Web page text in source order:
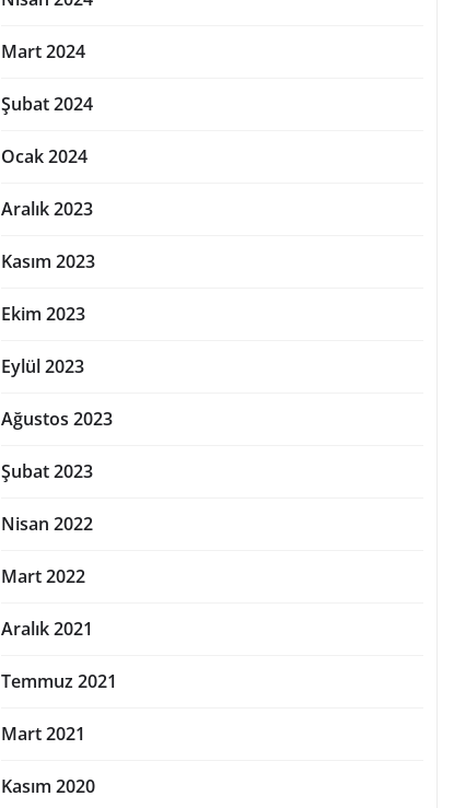
Mart 2024
Şubat 2024
Ocak 2024
Aralık 2023
Kasım 2023
Ekim 2023
Eylül 2023
Ağustos 2023
Şubat 2023
Nisan 2022
Mart 2022
Aralık 2021
Temmuz 2021
Mart 2021
Kasım 2020